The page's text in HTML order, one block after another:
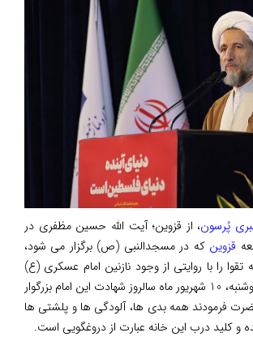
پُرسون، از قزوین؛ آیت الله حسین مظفری در
قزوین که در مسجدالنبی (ص) برگزار می شود،
تقوا را با روایتی از وجود نازنین امام عسکری (ع)
عنوان می کنم که دوشنبه، 10 شهریور ماه سالروز شهادت این امام بزرگوار
فرمودند همه بدی ها، آلودگی ها و پلشتی ها
و کلید درب این خانه عبارت از دروغگویی است.